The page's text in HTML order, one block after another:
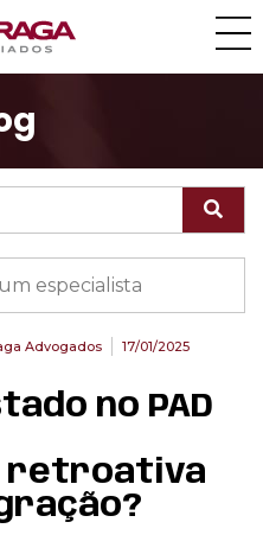
especialista
Advogados 17/01/2025
no PAD
retroativa